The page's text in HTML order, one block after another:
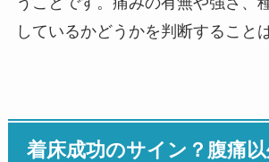
しているかどうかを判断すること
着床成功のサイン？腹痛